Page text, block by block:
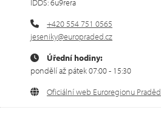
+420 554 751 0565
jeseniky@europraded.cz
Úřední hodiny:
pondělí až pátek 07:00 - 15:30
Oficiální web Euroregionu Praděd